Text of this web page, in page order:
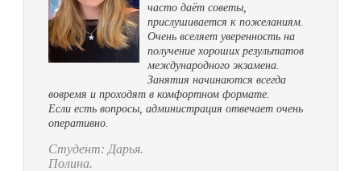
часто даёт советы,
прислушивается к пожеланиям.
Очень вселяет уверенность на
получение хороших результатов
международного экзамена.
Занятия начинаются всегда
вовремя и проходят в комфортном формате.
Если есть вопросы, администрация отвечает очень
оперативно.
Студент: Дарья.
Полина.